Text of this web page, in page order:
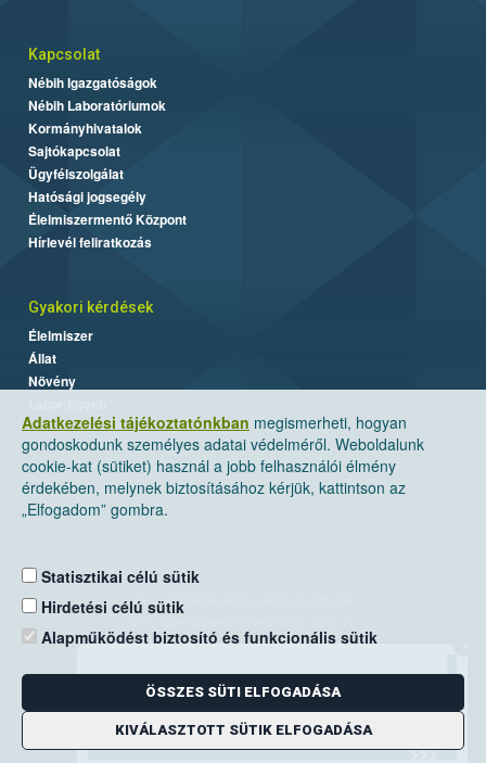
Adatkezelési tájékoztatónkban megismerheti, hogyan
gondoskodunk személyes adatai védelméről. Weboldalunk
cookie-kat (sütiket) használ a jobb felhasználói élmény
érdekében, melynek biztosításához kérjük, kattintson az
„Elfogadom” gombra.
Statisztikai célú sütik
Hirdetési célú sütik
Alapműködést biztosító és funkcionális sütik
ÖSSZES SÜTI ELFOGADÁSA
KIVÁLASZTOTT SÜTIK ELFOGADÁSA
Kapcsolat
Nébih Igazgatóságok
Nébih Laboratóriumok
Kormányhivatalok
Sajtókapcsolat
Ügyfélszolgálat
Hatósági jogsegély
Élelmiszermentő Központ
Hírlevél feliratkozás
Gyakori kérdések
Élelmiszer
Állat
Növény
Nemzeti Élelmiszerlánc-biztonsági Hivatal
Levelezési cím: 1525 Budapest. Pf. 30.
E-mail:ugyfelszolgalat@nebih.gov.hu
Zöld szám: 06-80/263-244
Telefon: 06-1/ 336-9000